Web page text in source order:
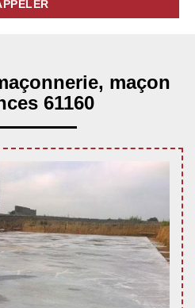
maçon
61160